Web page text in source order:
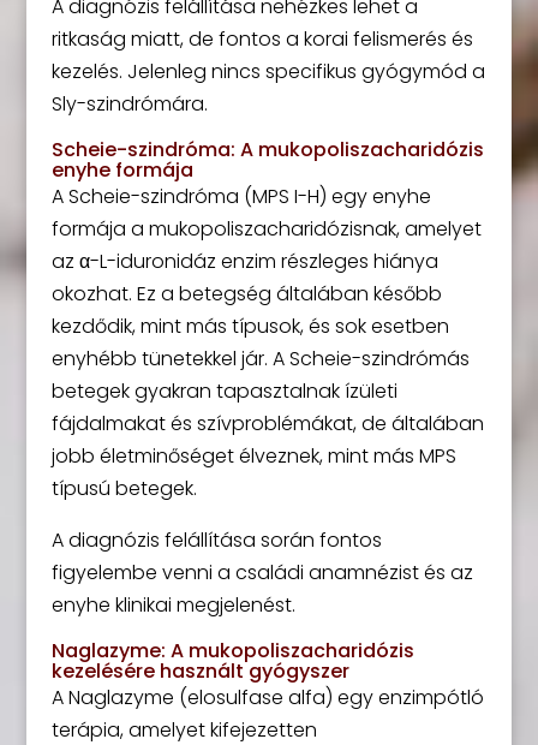
A diagnózis felállítása nehézkes lehet a
ritkaság miatt, de fontos a korai felismerés és
kezelés. Jelenleg nincs specifikus gyógymód a
Sly-szindrómára.
Scheie-szindróma: A mukopoliszacharidózis
enyhe formája
A Scheie-szindróma (MPS I-H) egy enyhe
formája a mukopoliszacharidózisnak, amelyet
az α-L-iduronidáz enzim részleges hiánya
okozhat. Ez a betegség általában később
kezdődik, mint más típusok, és sok esetben
enyhébb tünetekkel jár. A Scheie-szindrómás
betegek gyakran tapasztalnak ízületi
fájdalmakat és szívproblémákat, de általában
jobb életminőséget élveznek, mint más MPS
típusú betegek.
A diagnózis felállítása során fontos
figyelembe venni a családi anamnézist és az
enyhe klinikai megjelenést.
Naglazyme: A mukopoliszacharidózis
kezelésére használt gyógyszer
A Naglazyme (elosulfase alfa) egy enzimpótló
terápia, amelyet kifejezetten